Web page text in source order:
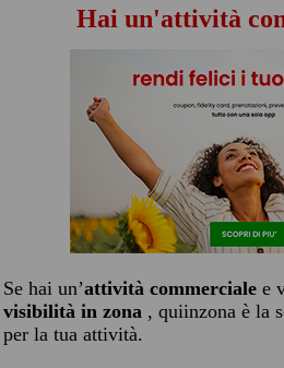
Hai un'attività
Se hai un’attività commerciale e
visibilità in zona , quiinzona è la
per la tua attività.